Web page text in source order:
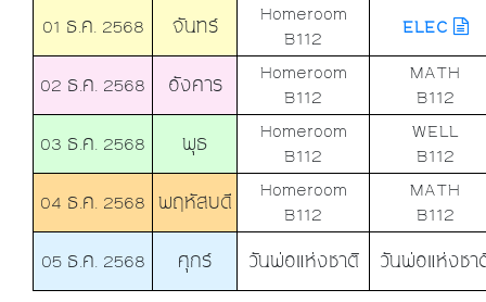
01 ธ.ค. 2568
จันทร์
Homeroom
B112
ELEC
02 ธ.ค. 2568 อังคาร
Homeroom
B112
MATH
B112
03 ธ.ค. 2568
พุธ
Homeroom
B112
WELL
B112
04 ธ.ค. 2568 พฤหัสบดี
Homeroom
B112
MATH
B112
05 ธ.ค. 2568
ศุกร์ วันพ่อแห่งชาติ วันพ่อแห่งชา